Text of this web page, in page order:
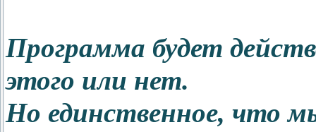
Программа будет
этого или нет.
Но единственное, что